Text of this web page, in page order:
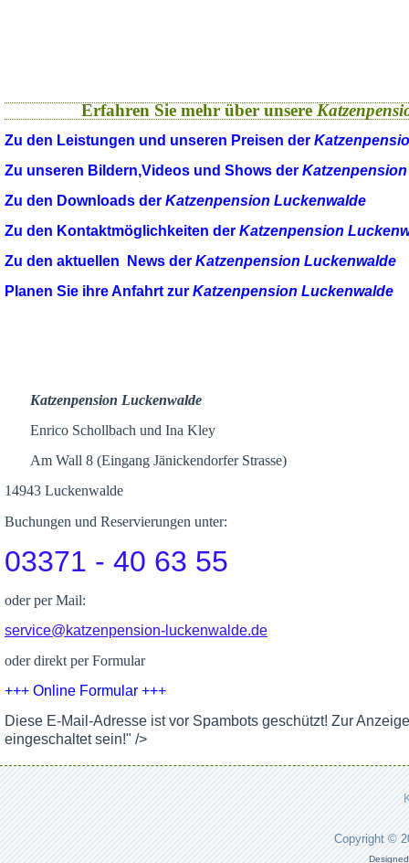
Erfahren Sie mehr über unsere
Zu den Leistungen und unseren Preisen der
Zu unseren Bildern,Videos und Shows der
Zu den Downloads der Katzenpension Luckenwalde
Zu den Kontaktmöglichkeiten der Katzenpension
Zu den aktuellen News der Katzenpension Luckenwalde
Planen Sie ihre Anfahrt zur Katzenpension Luckenwalde
Katzenpension Luckenwalde
Enrico Schollbach und Ina Kley
Am Wall 8 (Eingang Jänickendorfer Strasse)
14943 Luckenwalde
Buchungen und Reservierungen unter:
03371 - 40 63 55
oder per Mail:
service@katzenpension-luckenwalde.de
oder direkt per Formular
+++ Online Formular +++
Diese E-Mail-Adresse ist vor Spambots geschützt! Zur
eingeschaltet sein!" />
Copyright ©